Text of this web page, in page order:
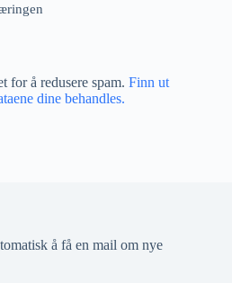
for å redusere spam. Finn ut
dine behandles.
å få en mail om nye